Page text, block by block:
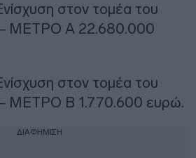
στον τομέα του
– ΜΕΤΡΟ Α 22.680.000
στον τομέα του
– ΜΕΤΡΟ Β 1.770.600 ευρώ.
ΔΙΑΦΗΜΙΣΗ